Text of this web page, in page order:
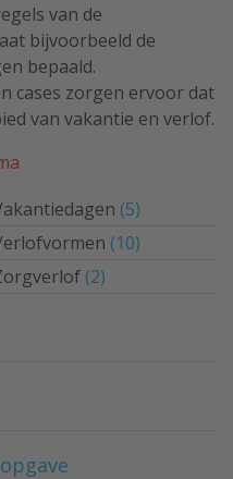
van de
bijvoorbeeld de
bepaald.
cases zorgen ervoor dat
van vakantie en verlof.
(5)
(10)
(2)